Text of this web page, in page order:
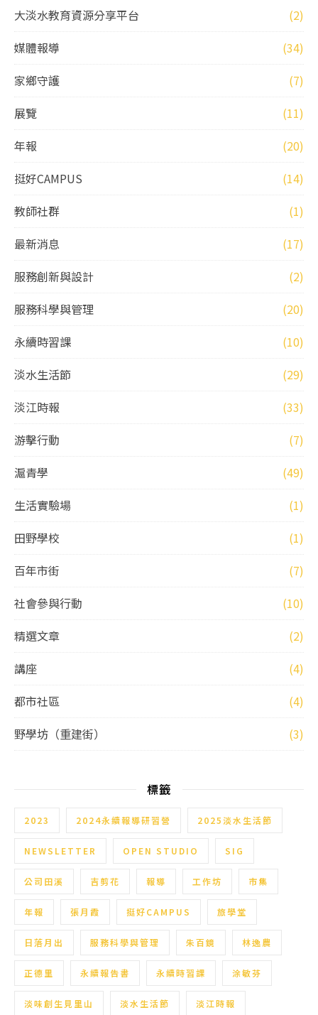
大淡水教育資源分享平台
(2)
媒體報導
(34)
家鄉守護
(7)
展覽
(11)
年報
(20)
挺好CAMPUS
(14)
教師社群
(1)
最新消息
(17)
服務創新與設計
(2)
服務科學與管理
(20)
永續時習課
(10)
淡水生活節
(29)
淡江時報
(33)
游擊行動
(7)
滬青學
(49)
生活實驗場
(1)
田野學校
(1)
百年市街
(7)
社會參與行動
(10)
精選文章
(2)
講座
(4)
都市社區
(4)
野學坊（重建街）
(3)
標籤
2023 2024永續報導研習營 2025淡水生活節
NEWSLETTER OPEN STUDIO SIG
公司田溪 吉剪花 報導 工作坊 市集
年報 張月霞 挺好CAMPUS 旅學堂
日落月出 服務科學與管理 朱百鏡 林逸農
正德里 永續報告書 永續時習課 涂敏芬
淡味創生見里山 淡水生活節 淡江時報